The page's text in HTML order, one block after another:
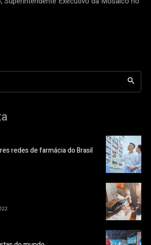
redes de farmácia do Brasil